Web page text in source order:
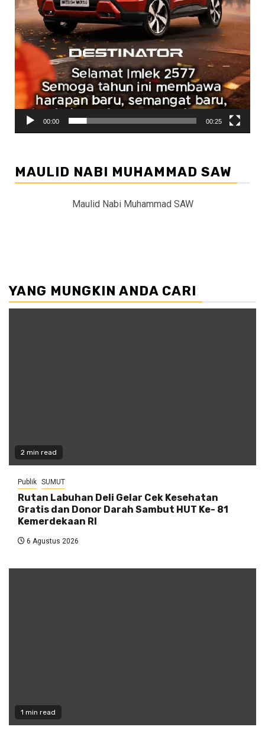
00:00 00:25
MAULID NABI MUHAMMAD SAW
Maulid Nabi Muhammad SAW
YANG MUNGKIN ANDA CARI
2 min read
Publik SUMUT
Rutan Labuhan Deli Gelar Cek Kesehatan
Gratis dan Donor Darah Sambut HUT Ke- 81
Kemerdekaan RI
6 Agustus 2026
1 min read